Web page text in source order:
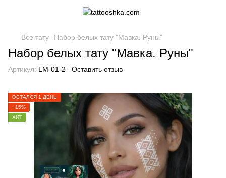
Все тату Набор белых тату "Мавка. Руны"
Набор белых тату "Мавка. Руны"
Артикул: LM-01-2 Оставить отзыв
ОСТАЛСЯ 1 ДЕНЬ
−15%
ХИТ